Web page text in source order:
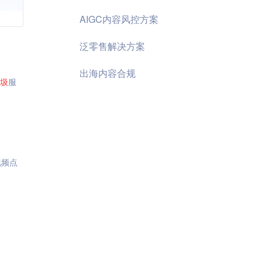
服
点
AIGC内容风控方案
泛零售解决方案
出海内容合规